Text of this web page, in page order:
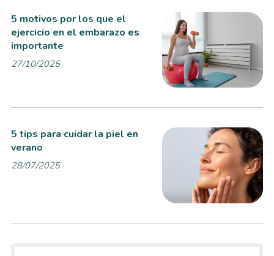
5 motivos por los que el
ejercicio en el embarazo es
importante
27/10/2025
5 tips para cuidar la piel en
verano
28/07/2025